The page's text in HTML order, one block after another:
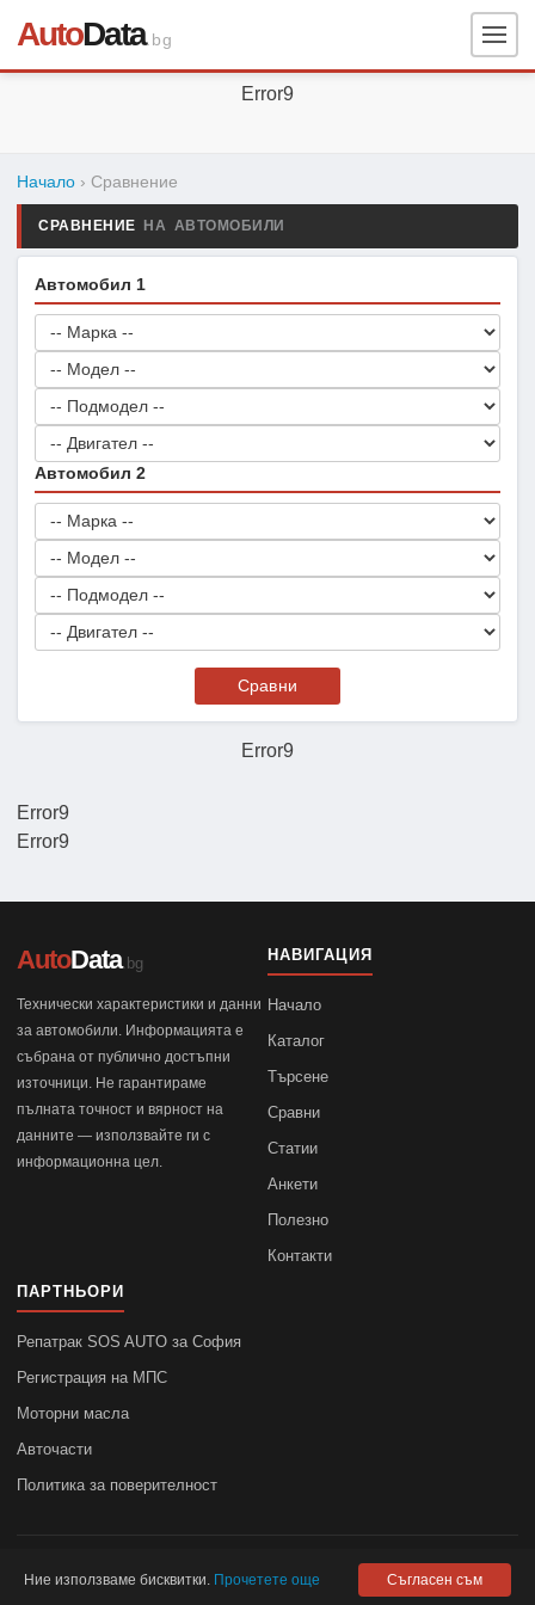
AutoData.bg
Error9
Error9
Начало › Сравнение
СРАВНЕНИЕ НА АВТОМОБИЛИ
Автомобил 1
Автомобил 2
Сравни
Error9
Error9
AutoData.bg
Технически характеристики и данни
за автомобили. Информацията е
събрана от публично достъпни
източници. Не гарантираме
пълната точност и вярност на
данните — използвайте ги с
информационна цел.
НАВИГАЦИЯ
Начало
Каталог
Търсене
Сравни
Статии
Анкети
Полезно
Контакти
ПАРТНЬОРИ
Репатрак SOS AUTO за София
Регистрация на МПС
Моторни масла
Авточасти
Политика за поверителност
autodata.bg не носи отговорност за точността на данните.
Ние използваме бисквитки. Прочетете още Съгласен съм